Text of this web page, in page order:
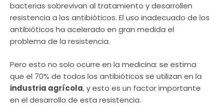
bacterias sobrevivan al tratamiento y desarrollen
resistencia a los antibióticos. El uso inadecuado de los
antibióticos ha acelerado en gran medida el
problema de la resistencia.
Pero esto no solo ocurre en la medicina: se estima
que el 70% de todos los antibióticos se utilizan en la
industria agrícola, y esto es un factor importante
en el desarrollo de esta resistencia.